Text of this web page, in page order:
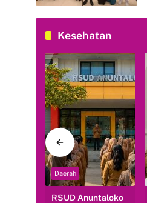
Kesehatan
Daerah
RSUD Anuntaloko